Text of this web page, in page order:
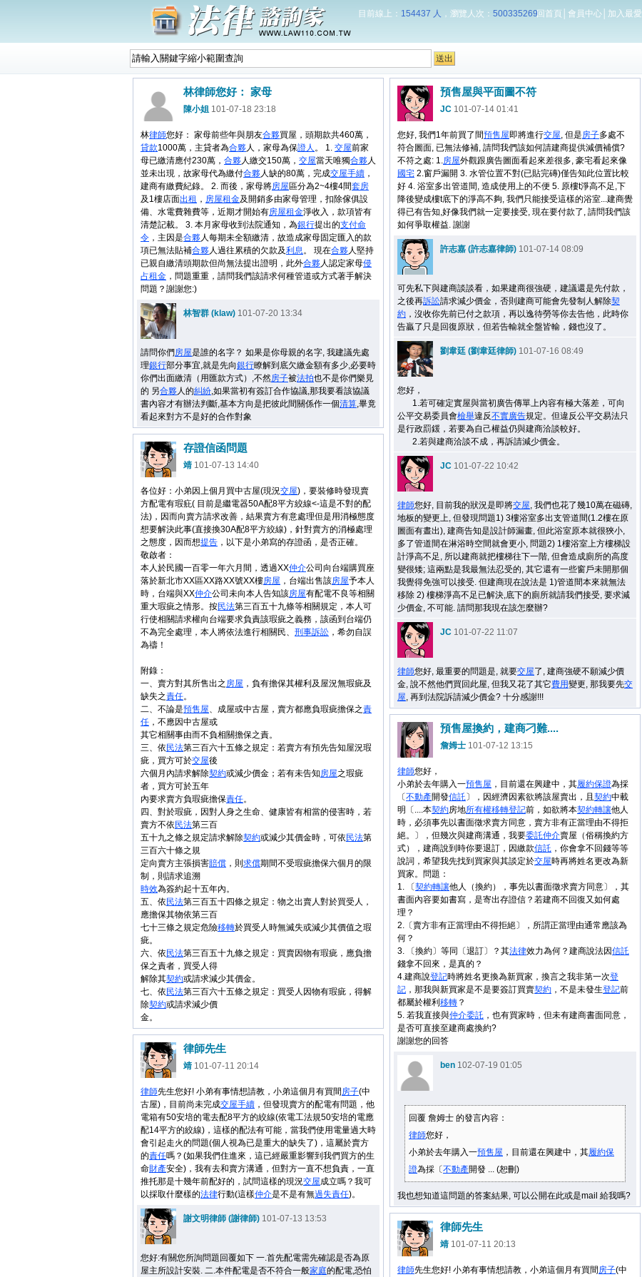
目前線上： 154437 人 ，瀏覽人次： 500335269回首頁 會員中心 加入最愛
林律師您好： 家母
陳小姐 101-07-18 23:18
林律師您好： 家母前些年與朋友合夥買屋，頭期款共460萬，
貸款1000萬，主貸者為合夥人，家母為保證人 。 1. 交屋前家
母已繳清應付230萬， 合夥人繳交150萬， 交屋當天唯獨合夥人
並未出現，故家母代為繳付合夥人缺的80萬，完成交屋手續 ，
建商有繳費紀錄。 2. 而後，家母將房屋 區分為2~4樓4間套房
及1樓店面出租 ， 房屋租金及開銷多由家母管理，扣除傢俱設
備、水電費雜費等，近期才開始有房屋租金淨收入，款項皆有
清楚記載。 3. 本月家母收到法院通知，為銀行提出的支付命
令 ，主因是合夥人每期未全額繳清，故造成家母固定匯入的款
項已無法貼補合夥人過往累積的欠款及利息。 現在合夥人堅持
已親自繳清頭期款但尚無法提出證明，此外合夥人認定家母侵
占租金 ，問題重重，請問我們該請求何種管道或方式著手解決
問題？謝謝您:)
林智群 (klaw) 101-07-20 13:34
請問你們房屋是誰的名字？ 如果是你母親的名字, 我建議先處
理銀行部分事宜,就是先向銀行瞭解到底欠繳金額有多少,必要時
你們出面繳清（用匯款方式）,不然房子被法拍也不是你們樂見
的 另合夥人的糾紛,如果當初有簽訂合作協議,那我要看該協議
書內容才有辦法判斷,基本方向是把彼此間關係作一個清算,畢竟
看起來對方不是好的合作對象
預售屋與平面圖不符
JC 101-07-14 01:41
您好, 我們1年前買了間預售屋即將進行交屋, 但是房子多處不
符合圖面, 已無法修補, 請問我們該如何請建商提供減價補償?
不符之處: 1.房屋外觀跟廣告圖面看起來差很多, 豪宅看起來像
國宅 2.窗戶漏開 3. 水管位置不對(已貼完磚)僅告知此位置比較
好 4. 浴室多出管道間, 造成使用上的不便 5. 原樓t淨高不足,下
降後變成樓t底下的淨高不夠, 我們只能接受這樣的浴室...建商覺
得已有告知,好像我們就一定要接受, 現在要付款了, 請問我們該
如何爭取權益. 謝謝
許志嘉 (許志嘉律師) 101-07-14 08:09
可先私下與建商談談看，如果建商很強硬，建議還是先付款，
之後再訴訟請求減少價金，否則建商可能會先發制人解除契
約 ，沒收你先前已付之款項，再以逸待勞等你去告他，此時你
告贏了只是回復原狀，但若告輸就全盤皆輸，錢也沒了。
劉韋廷 (劉韋廷律師) 101-07-16 08:49
您好，
1.若可確定實屋與當初廣告傳單上內容有極大落差，可向
公平交易委員會檢舉違反不實廣告規定。但違反公平交易法只
是行政罰鍰，若要為自己權益仍與建商洽談較好。
2.若與建商洽談不成，再訴請減少價金。
JC 101-07-22 10:42
律師您好, 目前我的狀況是即將交屋, 我們也花了幾10萬在磁磚,
地板的變更上, 但發現問題1) 3樓浴室多出支管道間(1.2樓在原
圖面有晝出), 建商告知是設計師漏畫, 但此浴室原本就很狹小,
多了管道間在淋浴時空間就會更小, 問題2) 1樓浴室上方樓梯設
計淨高不足, 所以建商就把樓梯往下一階, 但會造成廁所的高度
變很矮; 這兩點是我最無法忍受的, 其它還有一些窗戶未開那個
我覺得免強可以接受. 但建商現在說法是 1)管道間本來就無法
移除 2) 樓梯淨高不足已解決,底下的廁所就請我們接受, 要求減
少價金, 不可能. 請問那我現在該怎麼辦?
JC 101-07-22 11:07
律師您好, 最重要的問題是, 就要交屋了, 建商強硬不願減少價
金, 說不然他們買回此屋, 但我又花了其它費用變更, 那我要先交
屋, 再到法院訴請減少價金? 十分感謝!!!
存證信函問題
靖 101-07-13 14:40
各位好：小弟因上個月買中古屋(現況交屋)，要裝修時發現賣
方配電有瑕疪( 目前是繼電器50A配8平方絞線<-這是不對的配
法)，因而向賣方請求改善，結果賣方有意處理但是用消極態度
想要解決此事(直接換30A配8平方絞線)，針對賣方的消極處理
之態度，因而想提告 ，以下是小弟寫的存證函，是否正確。
敬啟者：
本人於民國一百零一年六月間，透過XX仲介公司向台端購買座
落於新北市XX區XX路XX號XX樓房屋 ，台端出售該房屋予本人
時，台端與XX仲介公司未向本人告知該房屋有配電不良等相關
重大瑕疵之情形。按民法第三百五十九條等相關規定，本人可
行使相關請求權向台端要求負責該瑕疵之義務，該函到台端仍
不為完全處理，本人將依法進行相關民、 刑事訴訟 ，希勿自誤
為禱！
附錄：
一、賣方對其所售出之 房屋 ，負有擔保其權利及屋況無瑕疵及
缺失之責任。
二、不論是預售屋、成屋或中古屋，賣方都應負瑕疵擔保之責
任 ，不應因中古屋或
其它相關事由而不負相關擔保之責。
三、依民法第三百六十五條之規定：若賣方有預先告知屋況瑕
疵，買方可於交屋後
六個月內請求解除契約或減少價金；若有未告知房屋之瑕疵
者，買方可於五年
內要求賣方負瑕疵擔保責任。
四、對於瑕疵，因對人身之生命、健康皆有相當的侵害時，若
賣方不依民法第三百
五十九之條之規定請求解除契約或減少其價金時，可依民法第
三百六十條之規
定向賣方主張損害賠償 ，則 求償期間不受瑕疵擔保六個月的限
制，則請求追溯
時效為簽約起十五年內。
五、依民法第三百五十四條之規定：物之出賣人對於買受人，
應擔保其物依第三百
七十三條之規定危險移轉於買受人時無滅失或減少其價值之瑕
疵。
六、依民法第三百五十九條之規定：買賣因物有瑕疵，應負擔
保之責者，買受人得
解除其契約或請求減少其價金。
七、依民法第三百六十五條之規定：買受人因物有瑕疵，得解
除契約或請求減少價
金。
預售屋換約，建商刁難....
詹姆士 101-07-12 13:15
律師您好，
小弟於去年購入一預售屋 ，目前還在興建中，其履約保證為採
〔不動產開發信託〕，因經濟因素欲將該屋賣出，且 契約中載
明〔....本契約房地所有權移轉登記前，如欲將本契約轉讓他人
時，必須事先以書面徵求賣方同意，賣方非有正當理由不得拒
絕。〕，但幾次與建商溝通，我要委託仲介賣屋（俗稱換約方
式），建商說到時你要退訂，因繳款信託 ，你會拿不回錢等等
說詞，希望我先找到買家與其談定於交屋時再將姓名更改為新
買家。問題：
1. 〔契約轉讓他人（換約），事先以書面徵求賣方同意〕，其
書面內容要如書寫，是寄出存證信？若建商不回復又如何處
理？
2.〔賣方非有正當理由不得拒絕〕，所謂正當理由通常應該為
何？
3. 〔換約〕等同〔退訂〕？其法律效力為何？建商說法因信託
錢拿不回來，是真的？
4.建商說登記時將姓名更換為新買家，換言之我非第一次登
記 ，那我與新買家是不是要簽訂買賣契約 ，不是未發生登記前
都屬於權利 移轉 ？
5. 若我直接與仲介委託 ，也有買家時，但未有建商書面同意，
是否可直接至建商處換約?
謝謝您的回答
ben 102-07-19 01:05
回覆 詹姆士 的發言內容：
律師您好，
小弟於去年購入一預售屋 ，目前還在興建中，其履約保
證為採〔不動產開發 ... (恕刪)
我也想知道這問題的答案結果, 可以公開在此或是mail 給我嗎?
律師先生
靖 101-07-11 20:14
律師先生您好! 小弟有事情想請教，小弟這個月有買間房子(中
古屋)，目前尚未完成交屋手續 ，但發現賣方的配電有問題，他
電箱有50安培的電去配8平方的絞線(依電工法規50安培的電應
配14平方的絞線)，這樣的配法有可能，當我們使用電量過大時
會引起走火的問題(個人視為已是重大的缺失了)，這屬於賣方
的責任嗎？(如果我們住進來，這已經嚴重影響到我們買方的生
命財產安全)，我有去和賣方溝通，但對方一直不想負責，一直
推托那是十幾年前配好的，試問這樣的現況交屋成立嗎？我可
以採取什麼樣的法律行動(這樣仲介是不是有無過失責任)。
謝文明律師 (謝律師) 101-07-13 13:53
您好:有關您所詢問題回覆如下 一.首先配電需先確認是否為原
屋主所設計安裝. 二.本件配電是否不符合一般家庭的配電,恐怕
律師先生
靖 101-07-11 20:13
律師先生您好! 小弟有事情想請教，小弟這個月有買間房子(中